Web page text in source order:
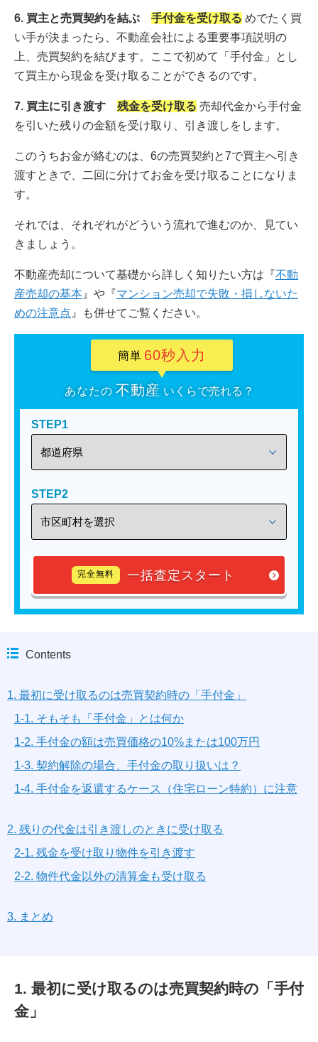
6. 買主と売買契約を結ぶ 手付金を受け取る めでたく買
い手が決まったら、不動産会社による重要事項説明の
上、売買契約を結びます。ここで初めて「手付金」とし
て買主から現金を受け取ることができるのです。
7. 買主に引き渡す 残金を受け取る 売却代金から手付金
を引いた残りの金額を受け取り、引き渡しをします。
このうちお金が絡むのは、6の売買契約と7で買主へ引き
渡すときで、二回に分けてお金を受け取ることになりま
す。
それでは、それぞれがどういう流れで進むのか、見てい
きましょう。
不動産売却について基礎から詳しく知りたい方は『不動
産売却の基本 』や『マンション売却で失敗・損しないた
めの注意点 』も併せてご覧ください。
簡単 60秒入力
あなたの 不動産 いくらで売れる？
STEP1
STEP2
完全無料 一括査定スタート
Contents
1. 最初に受け取るのは売買契約時の「手付金」
1-1. そもそも「手付金」とは何か
1-2. 手付金の額は売買価格の10%または100万円
1-3. 契約解除の場合、手付金の取り扱いは？
1-4. 手付金を返還するケース（住宅ローン特約）に注意
2. 残りの代金は引き渡しのときに受け取る
2-1. 残金を受け取り物件を引き渡す
2-2. 物件代金以外の清算金も受け取る
3. まとめ
1. 最初に受け取るのは売買契約時の「手付
金」